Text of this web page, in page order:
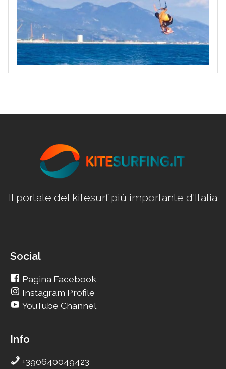
Il portale del kitesurf più importante d'Italia
Social
Pagina Facebook
Instagram Profile
YouTube Channel
Info
+390640049423